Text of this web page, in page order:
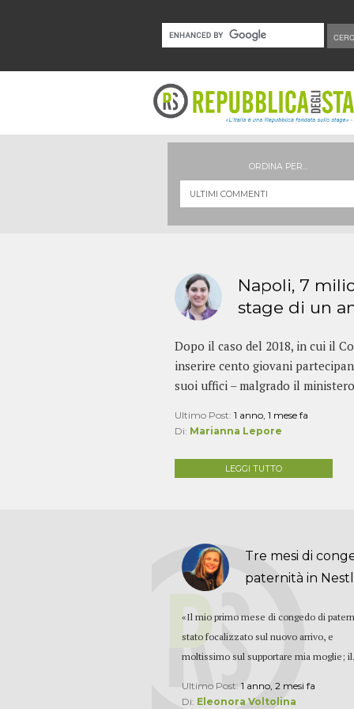
ORDINA PER...
Napoli, 7
stage di un
Dopo il caso del 2018, in cui il
inserire cento giovani
suoi uffici – malgrado il
Ultimo Post: 1 anno, 1 mese fa
Di: Marianna Lepore
LEGGI TUTTO
Tre mesi di
paternità in
«Il mio primo mese di congedo di
stato focalizzato sul nuovo arrivo, e
moltissimo sul supportare mia moglie;
Ultimo Post:1 anno, 2 mesi fa
Di: Eleonora Voltolina